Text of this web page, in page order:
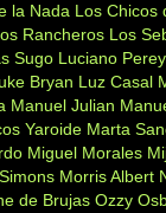
la Nada Los Chicos
Rancheros Los
Sugo Luciano
Bryan Luz Casal
Manuel Julian
Yaroide Marta
Miguel Morales
Morris Albert
de Brujas Ozzy